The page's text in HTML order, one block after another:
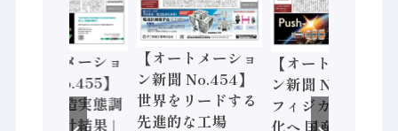
【オートメーショ
ン新聞 No.455】
「経済構造実態調
査二次集計結果」
【オートメーショ
ン新聞 No.454】
世界をリードする
先進的な工場
【オートメーショ
ン新聞 No.453】
フィジカルAI本格
化へ 国産AI開発